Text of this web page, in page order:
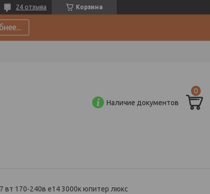
Корзина
24 отзыва
Наличие документов
вт 170-240в e14 3000к юпитер люкс